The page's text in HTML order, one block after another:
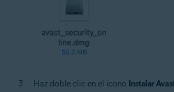
Haz doble clic en el icono Instalar